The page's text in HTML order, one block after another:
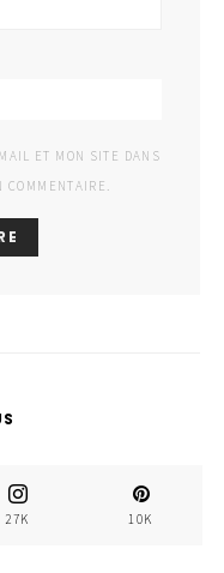
ET MON SITE DANS
COMMENTAIRE.
27K 10K